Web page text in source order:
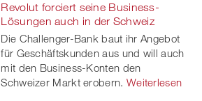
Revolut forciert seine Business-
Lösungen auch in der Schweiz
Die Challenger-Bank baut ihr Angebot
für Geschäftskunden aus und will auch
mit den Business-Konten den
Schweizer Markt erobern. Weiterlesen